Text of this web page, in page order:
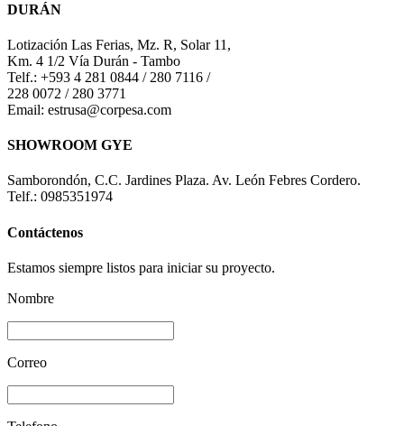
DURÁN
Lotización Las Ferias, Mz. R, Solar 11,
Km. 4 1/2 Vía Durán - Tambo
Telf.: +593 4 281 0844 / 280 7116 /
228 0072 / 280 3771
Email: estrusa@corpesa.com
SHOWROOM GYE
Samborondón, C.C. Jardines Plaza. Av. León Febres Cordero.
Telf.: 0985351974
Contáctenos
Estamos siempre listos para iniciar su proyecto.
Nombre
Correo